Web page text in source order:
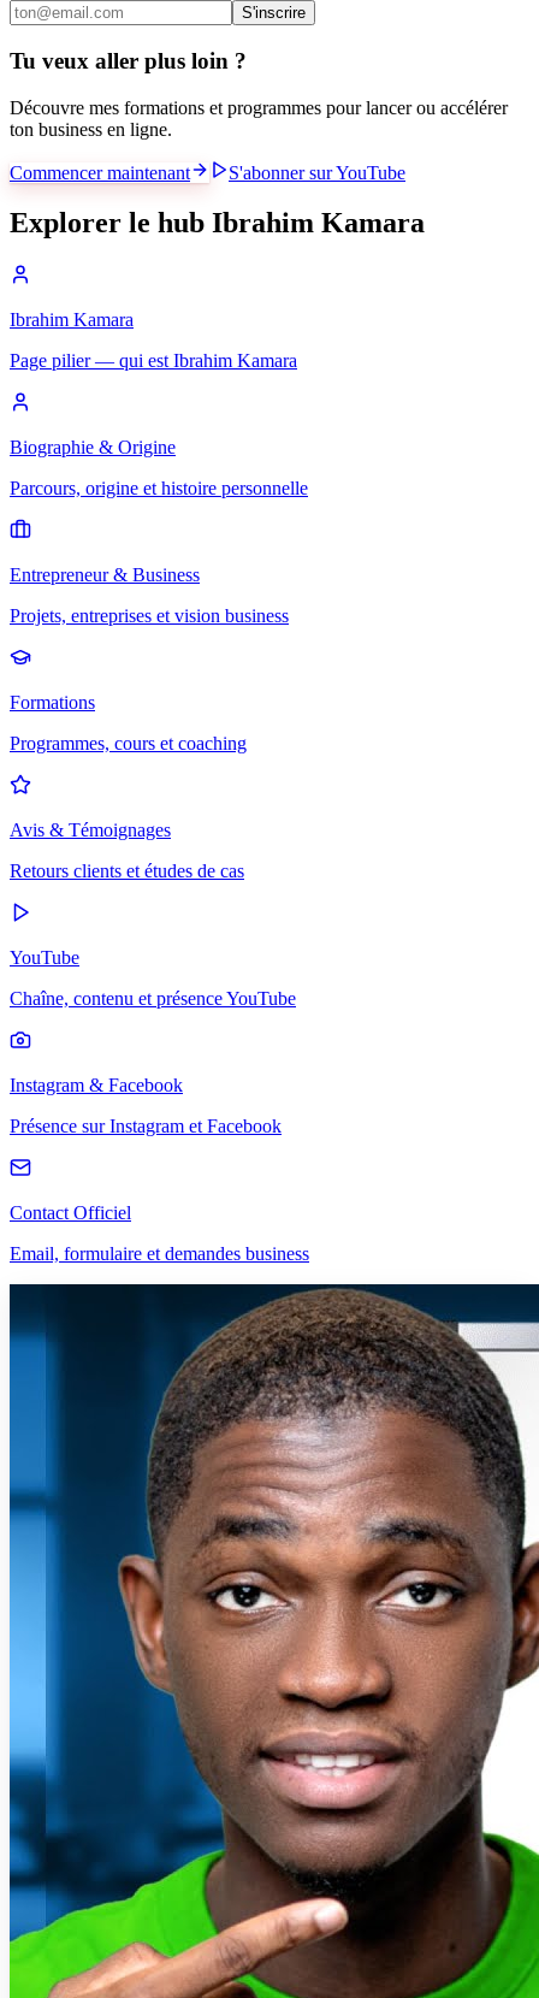
S'inscrire
Tu veux aller plus loin ?
Découvre mes formations et programmes pour lancer ou accélérer
ton business en ligne.
Commencer maintenant S'abonner sur YouTube
Explorer le hub Ibrahim Kamara
Ibrahim Kamara
Page pilier — qui est Ibrahim Kamara
Biographie & Origine
Parcours, origine et histoire personnelle
Entrepreneur & Business
Projets, entreprises et vision business
Formations
Programmes, cours et coaching
Avis & Témoignages
Retours clients et études de cas
YouTube
Chaîne, contenu et présence YouTube
Instagram & Facebook
Présence sur Instagram et Facebook
Contact Officiel
Email, formulaire et demandes business